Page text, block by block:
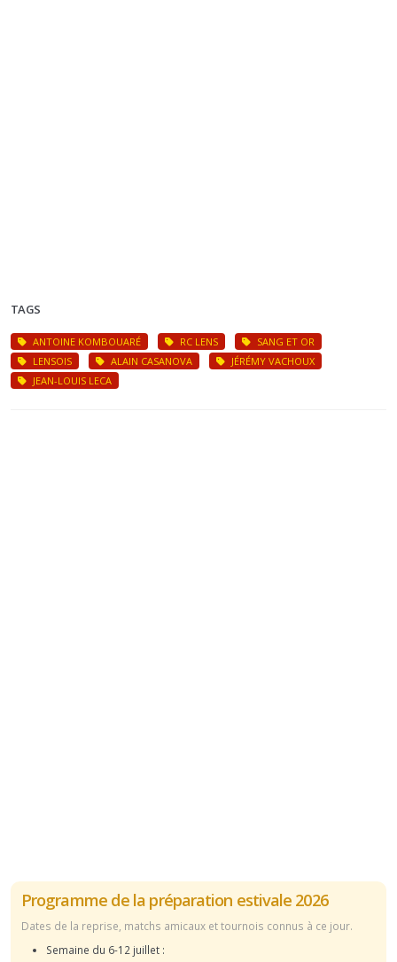
TAGS
ANTOINE KOMBOUARÉ RC LENS
SANG ET OR
LENSOIS
ALAIN CASANOVA
JÉRÉMY VACHOUX
JEAN-LOUIS LECA
Programme de la préparation estivale 2026
Dates de la reprise, matchs amicaux et tournois connus à ce jour.
Semaine du 6-12 juillet :